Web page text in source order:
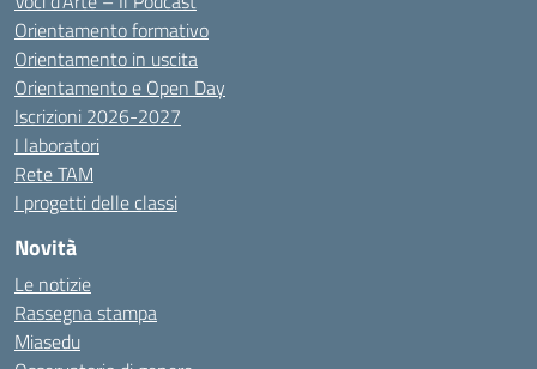
Orientamento formativo
Orientamento in uscita
Orientamento e Open Day
Iscrizioni 2026-2027
I laboratori
Rete TAM
I progetti delle classi
Novità
Le notizie
Rassegna stampa
Miasedu